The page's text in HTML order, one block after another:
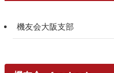
機友会大阪支部